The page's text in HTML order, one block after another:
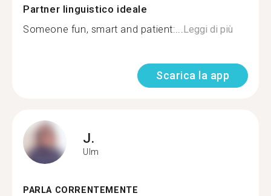
Partner linguistico ideale
Someone fun, smart and patient:...Leggi di più
Scarica la app
J.
Ulm
PARLA CORRENTEMENTE